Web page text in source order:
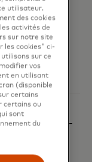
flux
utilisateur.
des cookies
activités de
sur notre site
les cookies" ci-
sur ce
vos
en utilisant
(disponible
certains
certains ou
sont
du